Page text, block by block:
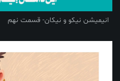
انیمیشن نیکو و نیکان- قسمت نهم